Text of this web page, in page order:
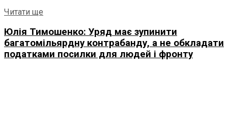
Читати ще
Юлія Тимошенко: Уряд має зупинити
багатомільярдну контрабанду, а не обкладати
податками посилки для людей і фронту